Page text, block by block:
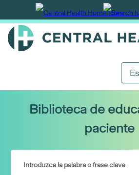
Ir
al
contenido
Biblioteca de
paciente